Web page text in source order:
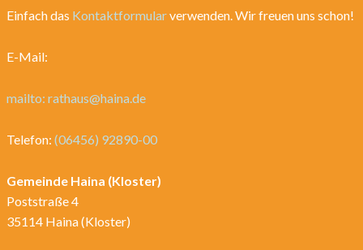
Einfach das Kontaktformularverwenden. Wir freuen uns schon!
E-Mail:
mailto: rathaus@haina.de
Telefon: (06456) 92890-00
Gemeinde Haina (Kloster)
Poststraße 4
35114 Haina (Kloster)